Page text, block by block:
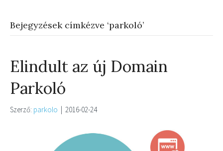
Bejegyzések címkézve ‘parkoló’
Elindult az új Domain
Parkoló
Szerző: parkolo | 2016-02-24